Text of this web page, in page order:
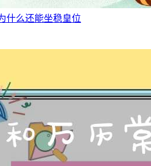
什么还能坐稳皇位